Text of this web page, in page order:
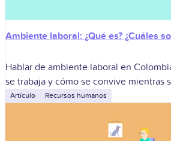
Ambiente laboral: ¿Qué es? ¿Cuáles
Hablar de ambiente laboral en
se trabaja y cómo se convive mientras
solo de “estar bien”, sino de
Artículo Recursos humanos